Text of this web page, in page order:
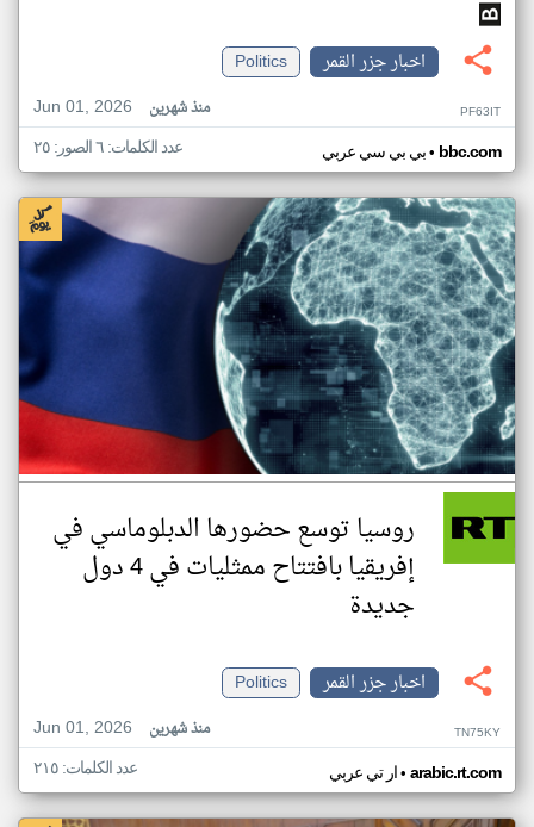
اخبار جزر القمر
Politics
Jun 01, 2026
منذ شهرين PF63IT
بي بي سي عربي• bbc.com عدد الكلمات: ٦ الصور: ٢٥
روسيا توسع حضورها الدبلوماسي في
إفريقيا بافتتاح ممثليات في 4 دول
جديدة
اخبار جزر القمر
Politics
Jun 01, 2026
منذ شهرين TN75KY
ار تي عربي• arabic.rt.com عدد الكلمات: ٢١٥